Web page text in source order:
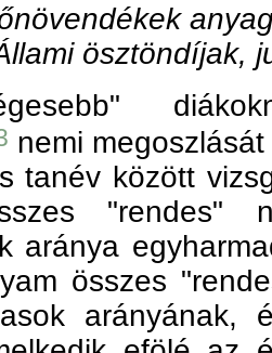
ösztöndíjak,
nemi
tanév között
"rendes"
aránya
összes